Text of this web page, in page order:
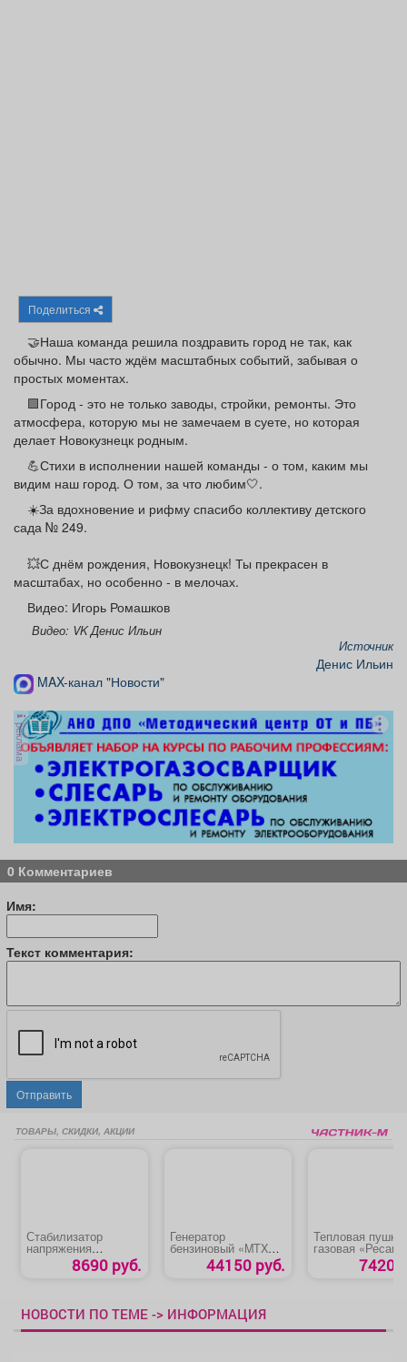
Поделиться
🤝Наша команда решила поздравить город не так, как
обычно. Мы часто ждём масштабных событий, забывая о
простых моментах.
🟩Город - это не только заводы, стройки, ремонты. Это
атмосфера, которую мы не замечаем в суете, но которая
делает Новокузнецк родным.
💪Стихи в исполнении нашей команды - о том, каким мы
видим наш город. О том, за что любим🤍.
☀️За вдохновение и рифму спасибо коллективу детского
сада № 249.
💥С днём рождения, Новокузнецк! Ты прекрасен в
масштабах, но особенно - в мелочах.
Видео: Игорь Ромашков
Видео: VK Денис Ильин
Источник
Денис Ильин
MAX-канал "Новости"
реклама
0 Комментариев
Имя:
Текст комментария:
Отправить
ТОВАРЫ, СКИДКИ, АКЦИИ
Стабилизатор
напряжения
однофазный
«Ресанта АСН8690 руб.
Генератор
бензиновый «MTX
RS-7000E»44150 руб.
Тепловая пушка
газовая
ТГП-15000»7420
НОВОСТИ ПО ТЕМЕ -> ИНФОРМАЦИЯ